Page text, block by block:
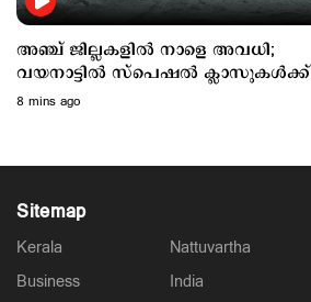
Police Stories
അഞ്ച് ജില്ലകളില്‍ നാളെ അവധി;
വയനാട്ടില്‍ സ്പെഷല്‍ ക്ലാസുകള്‍ക്ക്
അവധി
8 mins ago
Sitemap
Kerala
Business
Nattuvartha
India